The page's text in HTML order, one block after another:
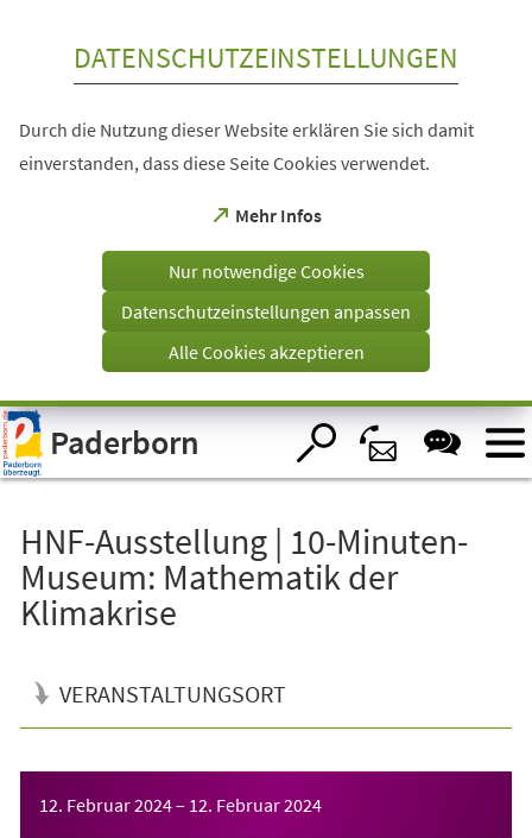
Visuelle
Assistenzsoftware
öffnen.
DATENSCHUTZEINSTELLUNGEN
Durch die Nutzung dieser Website erklären Sie sich damit
einverstanden, dass diese Seite Cookies verwendet.
Mehr Infos
(Öffnet
einem
Tab)
Nur notwendige Cookies
Datenschutzeinstellungen anpassen
Alle Cookies akzeptieren
Paderborn
HNF-Ausstellung | 10-Minuten-
Museum: Mathematik der
Klimakrise
VERANSTALTUNGSORT
12. Februar 2024– 12. Februar 2024